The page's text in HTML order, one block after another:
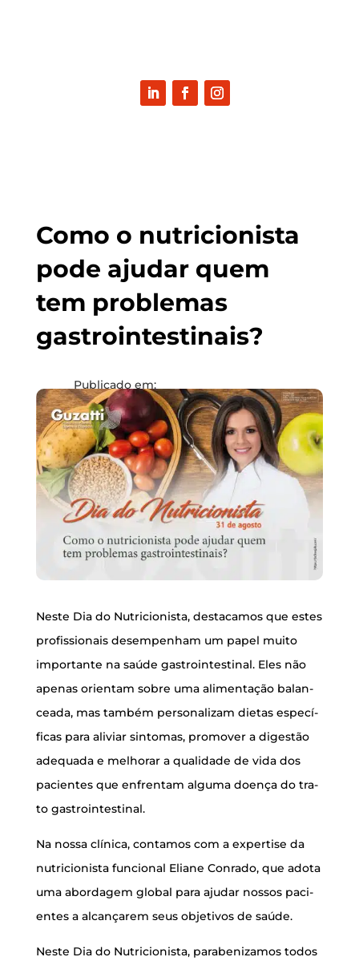
Como o nutri­ci­o­nis­ta
pode aju­dar quem
tem pro­ble­mas
gastrointestinais?
Publicado em:
Categoria:
Sem categoria
Comentários: 0
Nes­te Dia do Nutri­ci­o­nis­ta, des­ta­ca­mos que estes
pro­fis­si­o­nais desem­pe­nham um papel mui­to
impor­tan­te na saú­de gas­troin­tes­ti­nal. Eles não
ape­nas ori­en­tam sobre uma ali­men­ta­ção balan­
ce­a­da, mas tam­bém per­so­na­li­zam die­tas espe­cí­
fi­cas para ali­vi­ar sin­to­mas, pro­mo­ver a diges­tão
ade­qua­da e melho­rar a qua­li­da­de de vida dos
paci­en­tes que enfren­tam algu­ma doen­ça do tra­
to gastrointestinal.
Na nos­sa clí­ni­ca, con­ta­mos com a exper­ti­se da
nutri­ci­o­nis­ta fun­ci­o­nal Eli­a­ne Con­ra­do, que ado­ta
uma abor­da­gem glo­bal para aju­dar nos­sos paci­
en­tes a alcan­ça­rem seus obje­ti­vos de saúde.
Nes­te Dia do Nutri­ci­o­nis­ta, para­be­ni­za­mos todos